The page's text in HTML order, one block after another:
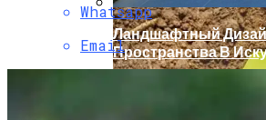
Ландшафтный
Пространства В
Whatsapp
Email